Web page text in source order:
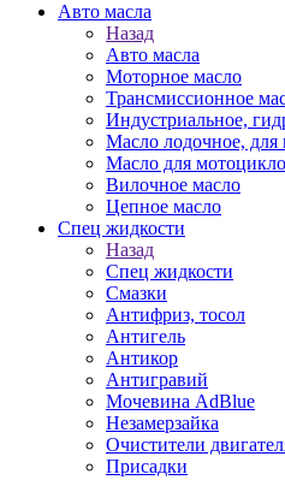
Авто масла
Назад
Авто масла
Моторное масло
Трансмиссионное
Индустриальное,
Масло лодочное, для
Масло для
Вилочное масло
Цепное масло
Спец жидкости
Назад
Спец жидкости
Смазки
Антифриз, тосол
Антигель
Антикор
Антигравий
Мочевина AdBlue
Незамерзайка
Очистители
Присадки